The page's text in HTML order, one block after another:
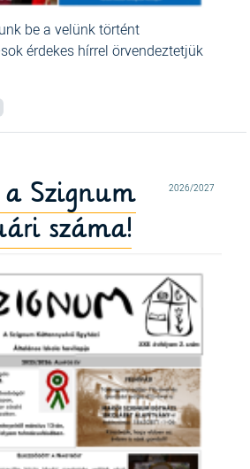
be a velünk történt
érdekes hírrel örvendeztetjük
2026/2027
Szignum
száma!